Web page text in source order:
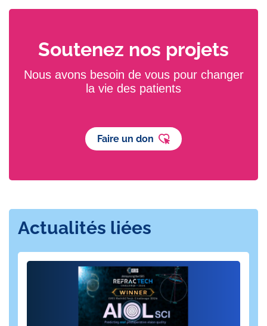
Soutenez nos projets
Nous avons besoin de vous pour changer
la vie des patients
Faire un don
Actualités liées